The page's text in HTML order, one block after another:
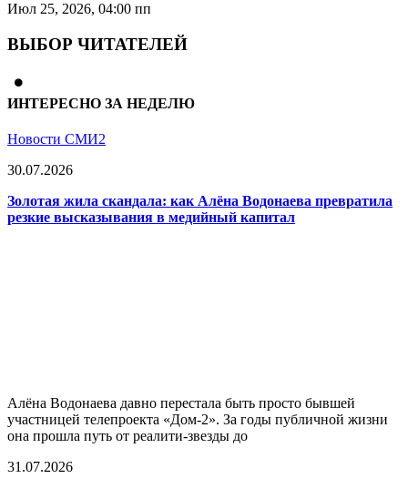
Июл 25, 2026, 04:00 пп
ВЫБОР ЧИТАТЕЛЕЙ
ИНТЕРЕСНО ЗА НЕДЕЛЮ
Новости СМИ2
30.07.2026
Золотая жила скандала: как Алёна Водонаева превратила
резкие высказывания в медийный капитал
Алёна Водонаева давно перестала быть просто бывшей
участницей телепроекта «Дом-2». За годы публичной жизни
она прошла путь от реалити-звезды до
31.07.2026